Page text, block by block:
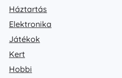
Háztartás
Elektronika
Játékok
Kert
Hobbi